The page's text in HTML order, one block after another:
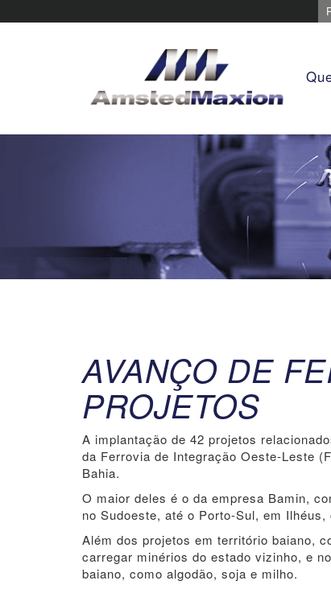
AVANÇO DE
PROJETOS
A implantação de 42 projetos
da Ferrovia de Integração Oeste-Leste
Bahia.
O maior deles é o da empresa Bamin,
no Sudoeste, até o Porto-Sul, em
Além dos projetos em território baiano,
carregar minérios do estado vizinho, e
baiano, como algodão, soja e milho.